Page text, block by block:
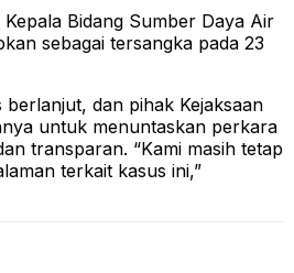
Bidang Sumber Daya Air
sebagai tersangka pada 23
berlanjut, dan pihak Kejaksaan
untuk menuntaskan perkara
transparan. “Kami masih tetap
terkait kasus ini,”